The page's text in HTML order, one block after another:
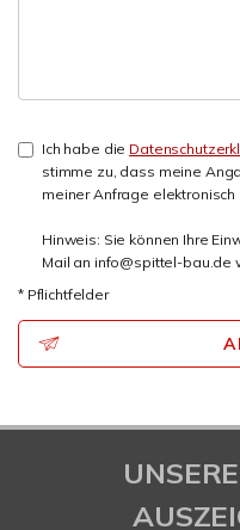
Ich habe die
stimme zu, dass meine
meiner Anfrage
Hinweis: Sie können Ihre
Mail an info@spittel-bau.de
* Pflichtfelder